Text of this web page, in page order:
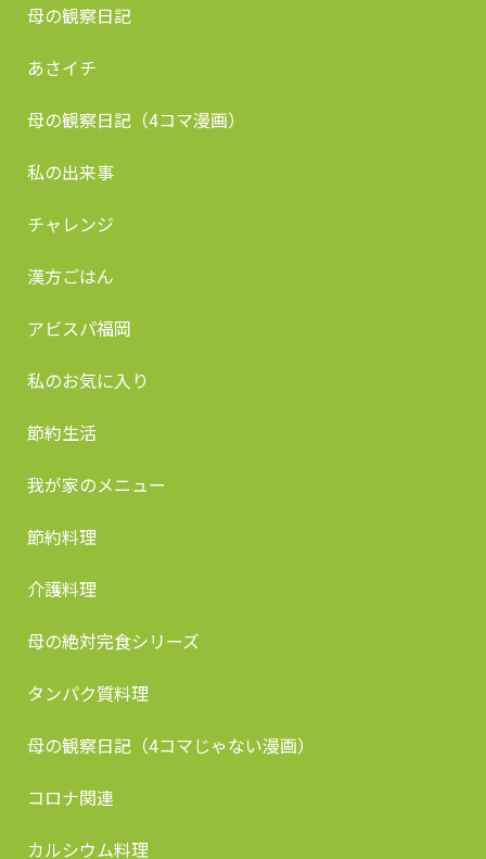
母の観察日記
あさイチ
母の観察日記（4コマ漫画）
私の出来事
チャレンジ
漢方ごはん
アビスパ福岡
私のお気に入り
節約生活
我が家のメニュー
節約料理
介護料理
母の絶対完食シリーズ
タンパク質料理
母の観察日記（4コマじゃない漫画）
コロナ関連
カルシウム料理